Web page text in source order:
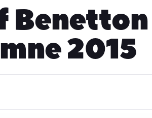
Benetton
2015